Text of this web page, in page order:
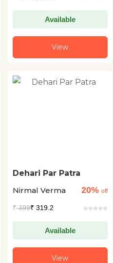
Available
View
Dehari Par Patra
Nirmal Verma
20% off
₹399₹ 319.2
Available
View